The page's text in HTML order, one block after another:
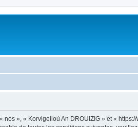
», « Korvigelloù An DROUIZIG » et «